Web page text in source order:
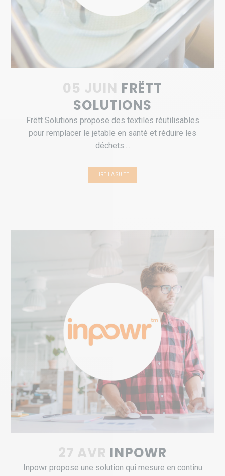
05 JUIN FRËTT
SOLUTIONS
Frëtt Solutions propose des textiles réutilisables
pour remplacer le jetable en santé et réduire les
déchets....
LIRE LA SUITE
27 AVR INPOWR
Inpowr propose une solution qui mesure en continu